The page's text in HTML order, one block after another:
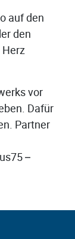
auf den
den
vor
Dafür
Partner
–